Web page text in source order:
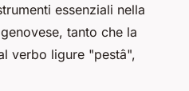
essenziali nella
tanto che la
verbo ligure "pestâ",